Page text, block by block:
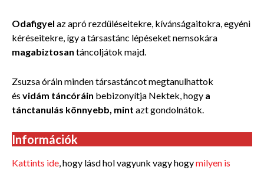
Odafigyel az apró rezdüléseitekre, kívánságaitokra, egyéni
kéréseitekre, így a társastánc lépéseket nemsokára
magabiztosan táncoljátok majd.
Zsuzsa óráin minden társastáncot megtanulhattok
és vidám táncóráin bebizonyítja Nektek, hogy a
tánctanulás könnyebb, mint azt gondolnátok.
Információk
Kattints ide , hogy lásd hol vagyunk vagy hogymilyen is